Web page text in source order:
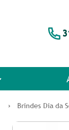
Brindes Dia da